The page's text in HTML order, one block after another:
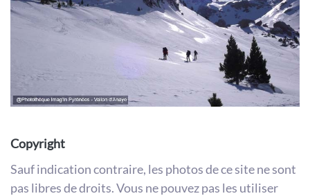
Copyright
Sauf indication contraire, les photos de ce site ne sont
pas libres de droits. Vous ne pouvez pas les utiliser